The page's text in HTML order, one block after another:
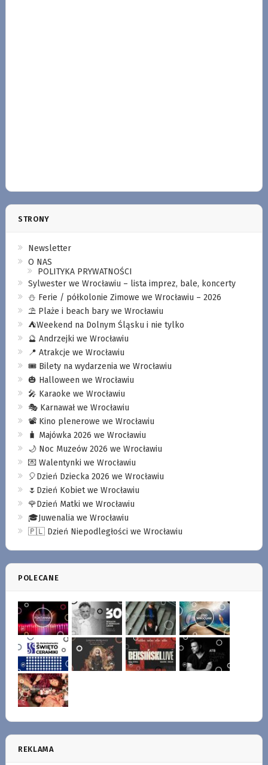
STRONY
Newsletter
O NAS
POLITYKA PRYWATNOŚCI
Sylwester we Wrocławiu – lista imprez, bale, koncerty
⛄️ Ferie / półkolonie Zimowe we Wrocławiu – 2026
⛱️ Plaże i beach bary we Wrocławiu
⛺️Weekend na Dolnym Śląsku i nie tylko
🔮 Andrzejki we Wrocławiu
📍 Atrakcje we Wrocławiu
🎟️ Bilety na wydarzenia we Wrocławiu
🎃 Halloween we Wrocławiu
🎤 Karaoke we Wrocławiu
🎭 Karnawał we Wrocławiu
📽️ Kino plenerowe we Wrocławiu
🧳 Majówka 2026 we Wrocławiu
🌙 Noc Muzeów 2026 we Wrocławiu
💌 Walentynki we Wrocławiu
🎈Dzień Dziecka 2026 we Wrocławiu
🌷Dzień Kobiet we Wrocławiu
🌹Dzień Matki we Wrocławiu
🎓Juwenalia we Wrocławiu
🇵🇱 Dzień Niepodległości we Wrocławiu
POLECANE
REKLAMA